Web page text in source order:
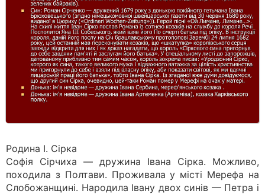
Родина І. Сірка
Софія Сірчиха — дружина Івана Сірка. Можливо,
походила з Полтави. Проживала у місті Мерефа на
Слобожанщині. Народила Івану двох синів — Петра і